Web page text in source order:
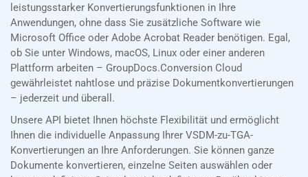
leistungsstarker Konvertierungsfunktionen in Ihre
Anwendungen, ohne dass Sie zusätzliche Software wie
Microsoft Office oder Adobe Acrobat Reader benötigen. Egal,
ob Sie unter Windows, macOS, Linux oder einer anderen
Plattform arbeiten – GroupDocs.Conversion Cloud
gewährleistet nahtlose und präzise Dokumentkonvertierungen
– jederzeit und überall.
Unsere API bietet Ihnen höchste Flexibilität und ermöglicht
Ihnen die individuelle Anpassung Ihrer VSDM-zu-TGA-
Konvertierungen an Ihre Anforderungen. Sie können ganze
Dokumente konvertieren, einzelne Seiten auswählen oder